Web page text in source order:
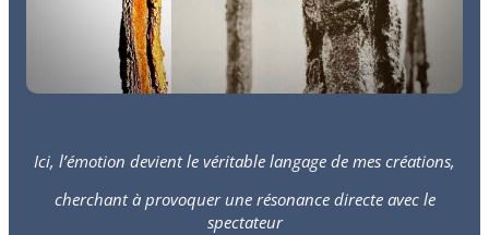
Ici, l’émotion devient le véritable langage de mes créations,
cherchant à provoquer une résonance directe avec le
spectateur